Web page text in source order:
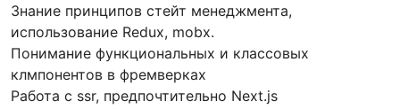
Знание принципов стейт менеджмента,
использование Redux, mobx.
Понимание функциональных и классовых
клмпонентов в фремверках
Работа с ssr, предпочтительно Next.js